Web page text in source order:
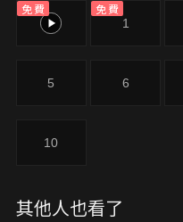
越來越近，心跳也逐漸加
近到楓的面前！？
免費
0
免費
1
5 6
10
其他人也看了